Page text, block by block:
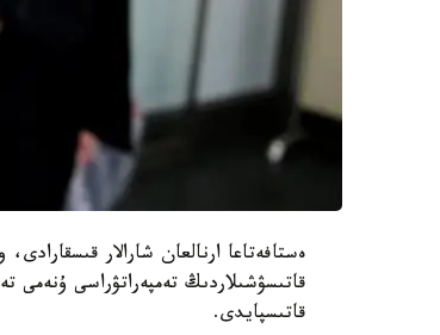
ەستافەتاعا ارنالعان شارالار
قاتىسۋشىلاردىڭ تەمپەراتۋراسى ۇنەمى
قاتىسپايدى.